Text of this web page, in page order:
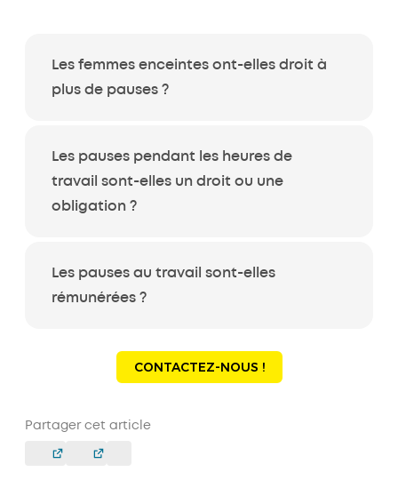
Les femmes enceintes ont-elles droit à
plus de pauses ?
Les pauses pendant les heures de
travail sont-elles un droit ou une
obligation ?
Les pauses au travail sont-elles
rémunérées ?
CONTACTEZ-NOUS !
Partager cet article